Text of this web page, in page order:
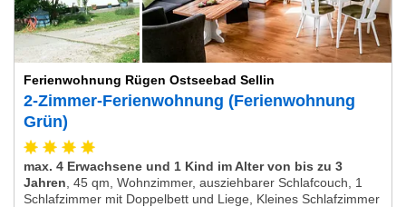
Ferienwohnung Rügen Ostseebad Sellin
2-Zimmer-Ferienwohnung (Ferienwohnung
Grün)
max. 4 Erwachsene und 1 Kind im Alter von bis zu 3
Jahren 45 qm, Wohnzimmer, ausziehbarer Schlafcouch, 1
Schlafzimmer mit Doppelbett und Liege, Kleines Schlafzimmer